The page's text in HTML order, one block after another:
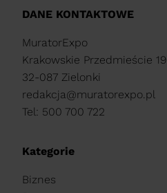
DANE KONTAKTOWE
MuratorExpo
Krakowskie Przedmieście 19
32-087 Zielonki
redakcja@muratorexpo.pl
Tel: 500 700 722
Kategorie
Biznes